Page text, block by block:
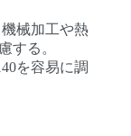
械加工や熱
する。
を容易に調